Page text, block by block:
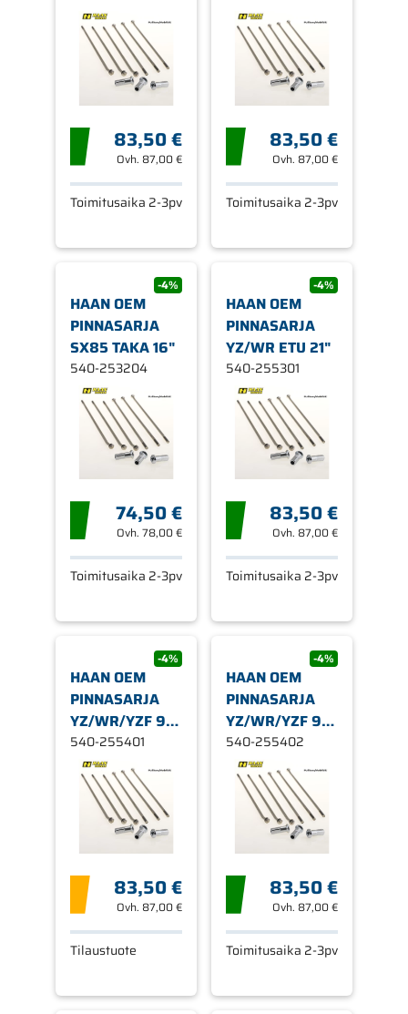
83,50 €
Ovh. 87,00 €
Toimitusaika 2-3pv
83,50 €
Ovh. 87,00 €
Toimitusaika 2-3pv
-4%
HAAN OEM
PINNASARJA
SX85 TAKA 16"
540-253204
74,50 €
Ovh. 78,00 €
Toimitusaika 2-3pv
-4%
HAAN OEM
PINNASARJA
YZ/WR ETU 21"
540-255301
83,50 €
Ovh. 87,00 €
Toimitusaika 2-3pv
-4%
HAAN OEM
PINNASARJA
YZ/WR/YZF 99-
08 TAKA
540-255401
83,50 €
Ovh. 87,00 €
Tilaustuote
-4%
HAAN OEM
PINNASARJA
YZ/WR/YZF 99-
08 TAKA
540-255402
83,50 €
Ovh. 87,00 €
Toimitusaika 2-3pv